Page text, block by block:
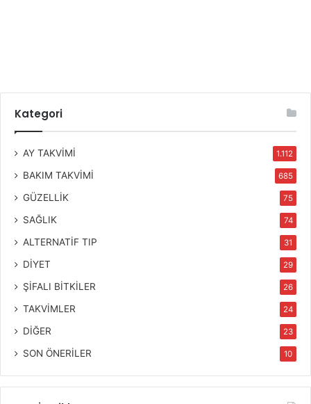
Kategori
AY TAKVİMİ 1.112
BAKIM TAKVİMİ 685
GÜZELLİK 75
SAĞLIK 74
ALTERNATİF TIP 31
DİYET 29
ŞİFALI BİTKİLER 26
TAKVİMLER 24
DİĞER 23
SON ÖNERİLER 10